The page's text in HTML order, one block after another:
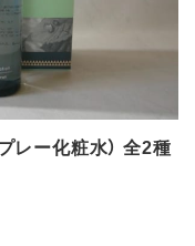
レー化粧水） 全2種